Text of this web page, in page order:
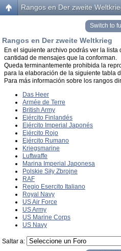
Rangos en Der zweite
Switch to
Rangos en Der zweite Weltkrieg
En el siguiente archivo podrás ver la
cantidad de mensajes que la conforman.
Queda terminantemente prohibida la
para la elaboración de la siguiente tabla
Para más información sobre los rangos
Das Heer
Armée de Terre
British Army
Ejército Finlandés
Ejército Imperial Japonés
Ejército Rojo
Ejército Rumano
Kriegsmarine
Luftwaffe
Marina Imperial Japonesa
Polskie Siły Zbrojne
RAF
Regio Esercito Italiano
Royal Navy
US Air Force
US Army
US Marine Corps
US Navy
Saltar a: